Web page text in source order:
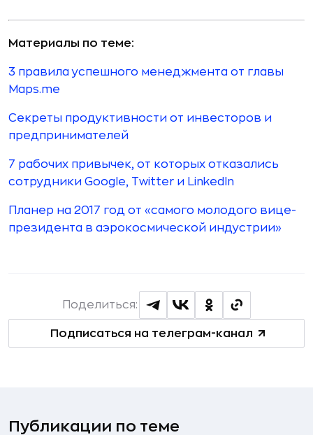
Материалы по теме:
3 правила успешного менеджмента от главы
Maps.me
Секреты продуктивности от инвесторов и
предпринимателей
7 рабочих привычек, от которых отказались
сотрудники Google, Twitter и LinkedIn
Планер на 2017 год от «самого молодого вице-
президента в аэрокосмической индустрии»
Подписаться на телеграм-канал
Поделиться:
Публикации по теме